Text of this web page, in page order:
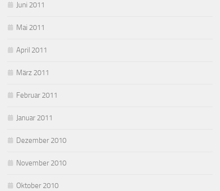
Juni 2011
Mai 2011
April 2011
März 2011
Februar 2011
Januar 2011
Dezember 2010
November 2010
Oktober 2010